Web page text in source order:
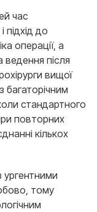
час
підхід до
операції, а
ведення після
вищої
багаторічним
стандартного
повторних
кількох
тому